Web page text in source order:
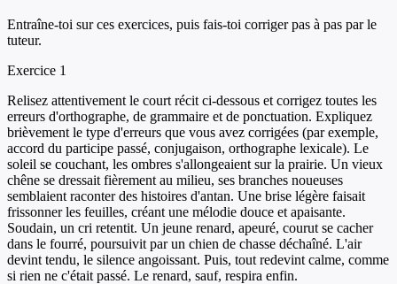
Entraîne-toi sur ces exercices, puis fais-toi corriger pas à pas par le
tuteur.
Exercice 1
Relisez attentivement le court récit ci-dessous et corrigez toutes les
erreurs d'orthographe, de grammaire et de ponctuation. Expliquez
brièvement le type d'erreurs que vous avez corrigées (par exemple,
accord du participe passé, conjugaison, orthographe lexicale). Le
soleil se couchant, les ombres s'allongeaient sur la prairie. Un vieux
chêne se dressait fièrement au milieu, ses branches noueuses
semblaient raconter des histoires d'antan. Une brise légère faisait
frissonner les feuilles, créant une mélodie douce et apaisante.
Soudain, un cri retentit. Un jeune renard, apeuré, courut se cacher
dans le fourré, poursuivit par un chien de chasse déchaîné. L'air
devint tendu, le silence angoissant. Puis, tout redevint calme, comme
si rien ne c'était passé. Le renard, sauf, respira enfin.